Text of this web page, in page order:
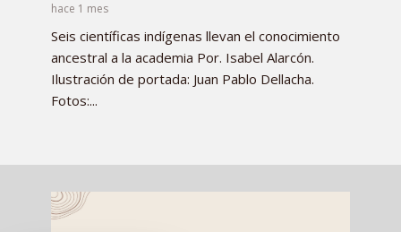
hace 1 mes
Seis científicas indígenas llevan el conocimiento
ancestral a la academia Por. Isabel Alarcón.
Ilustración de portada: Juan Pablo Dellacha.
Fotos:...